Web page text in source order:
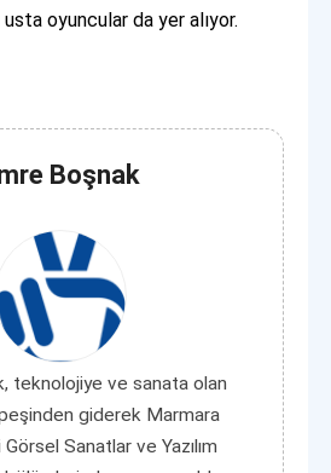
oyuncular da yer alıyor.
Boşnak
teknolojiye ve sanata olan
giderek Marmara
Sanatlar ve Yazılım